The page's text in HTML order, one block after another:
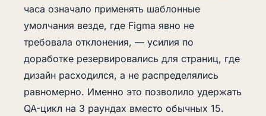
часа означало применять шаблонные
умолчания везде, где Figma явно не
требовала отклонения, — усилия по
доработке резервировались для страниц, где
дизайн расходился, а не распределялись
равномерно. Именно это позволило удержать
QA-цикл на 3 раундах вместо обычных 15.